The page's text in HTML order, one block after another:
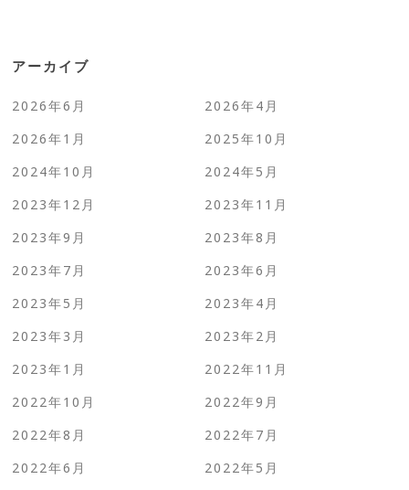
アーカイブ
2026年6月
2026年4月
2026年1月
2025年10月
2024年10月
2024年5月
2023年12月
2023年11月
2023年9月
2023年8月
2023年7月
2023年6月
2023年5月
2023年4月
2023年3月
2023年2月
2023年1月
2022年11月
2022年10月
2022年9月
2022年8月
2022年7月
2022年6月
2022年5月